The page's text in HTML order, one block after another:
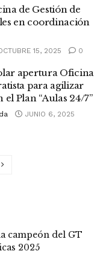
de Gestión de
en coordinación
15, 2025 0
apertura Oficina
para agilizar
el Plan “Aulas 24/7”
JUNIO 6, 2025
campeón del GT
2025